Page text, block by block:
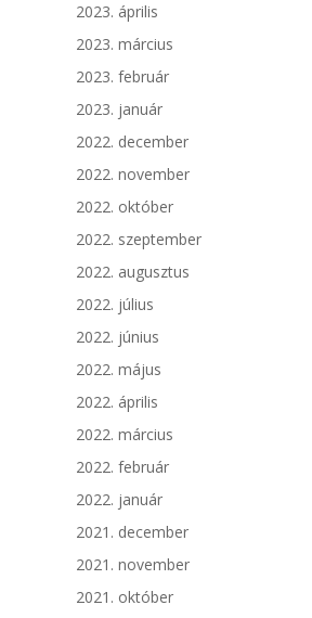
2023. április
2023. március
2023. február
2023. január
2022. december
2022. november
2022. október
2022. szeptember
2022. augusztus
2022. július
2022. június
2022. május
2022. április
2022. március
2022. február
2022. január
2021. december
2021. november
2021. október